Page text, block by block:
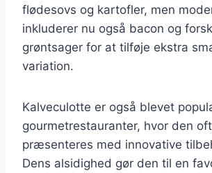
flødesovs og kartofler, men
inkluderer nu også bacon og
grøntsager for at tilføje ekstra
variation.
Kalveculotte er også blevet
gourmetrestauranter, hvor den
præsenteres med innovative
Dens alsidighed gør den til en